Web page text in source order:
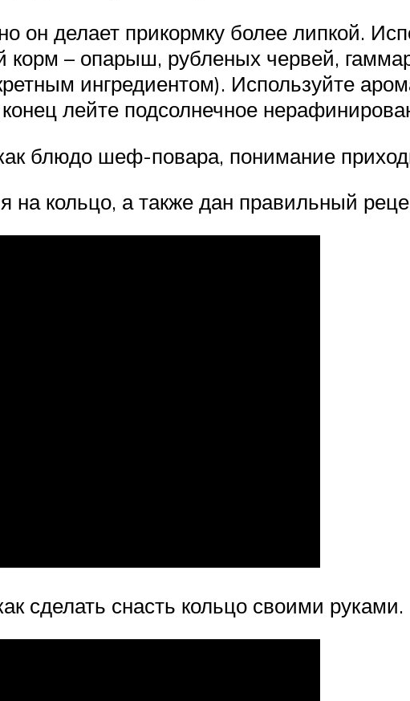
он делает прикормку более липкой.
корм – опарыш, рубленых червей,
ингредиентом). Используйте
лейте подсолнечное
блюдо шеф-повара, понимание
на кольцо, а также дан правильный
сделать снасть кольцо своими